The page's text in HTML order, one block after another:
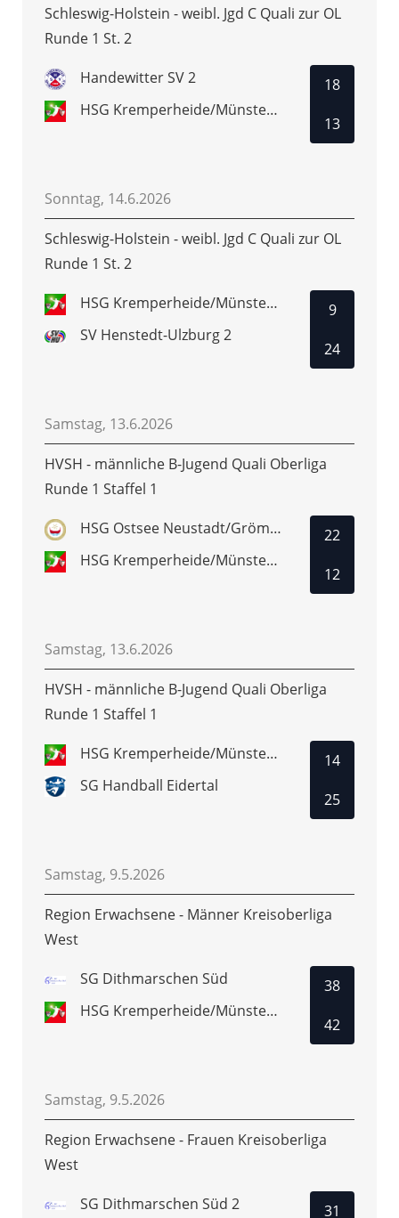
Schleswig-Holstein - weibl. Jgd C Quali zur OL
Runde 1 St. 2
Handewitter SV 2
HSG Kremperheide/Münsterdorf
18
13
Sonntag, 14.6.2026
Schleswig-Holstein - weibl. Jgd C Quali zur OL
Runde 1 St. 2
HSG Kremperheide/Münsterdorf
SV Henstedt-Ulzburg 2
9
24
Samstag, 13.6.2026
HVSH - männliche B-Jugend Quali Oberliga
Runde 1 Staffel 1
HSG Ostsee Neustadt/Grömitz
HSG Kremperheide/Münsterdorf
22
12
Samstag, 13.6.2026
HVSH - männliche B-Jugend Quali Oberliga
Runde 1 Staffel 1
HSG Kremperheide/Münsterdorf
SG Handball Eidertal
14
25
Samstag, 9.5.2026
Region Erwachsene - Männer Kreisoberliga
West
SG Dithmarschen Süd
HSG Kremperheide/Münsterdorf 2
38
42
Samstag, 9.5.2026
Region Erwachsene - Frauen Kreisoberliga
West
SG Dithmarschen Süd 2
31